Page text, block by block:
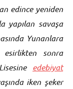
edince yeniden
yapılan savaşa
Yunanlara
sonra
edebiyat
iken şeker